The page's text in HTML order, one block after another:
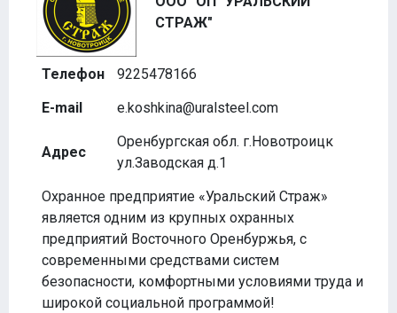
СТРАЖ"
Телефон
9225478166
E-mail
e.koshkina@uralsteel.com
Адрес
Оренбургская обл. г.Новотроицк
ул.Заводская д.1
Охранное предприятие «Уральский Страж»
является одним из крупных охранных
предприятий Восточного Оренбуржья, с
современными средствами систем
безопасности, комфортными условиями труда и
широкой социальной программой!